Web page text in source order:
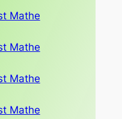
Mathe
Mathe
Mathe
Mathe